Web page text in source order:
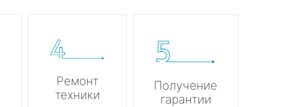
Ремонт
техники
Получение
гарантии